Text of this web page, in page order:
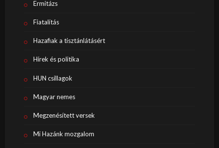
Ermitázs
Fiatalítás
Hazafiak a tisztánlátásért
Hírek és politika
HUN csillagok
Magyar nemes
Megzenésített versek
Mi Hazánk mozgalom